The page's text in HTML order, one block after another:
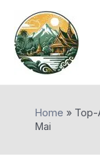
content
Home » Top-
Mai